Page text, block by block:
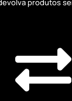
produtos
